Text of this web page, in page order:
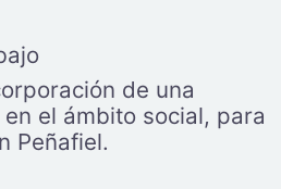
de una
el ámbito social, para
Peñafiel.